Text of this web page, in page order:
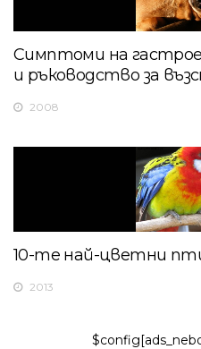
Симптоми на
и ръководство за
2008
10-те най-цветни
2013